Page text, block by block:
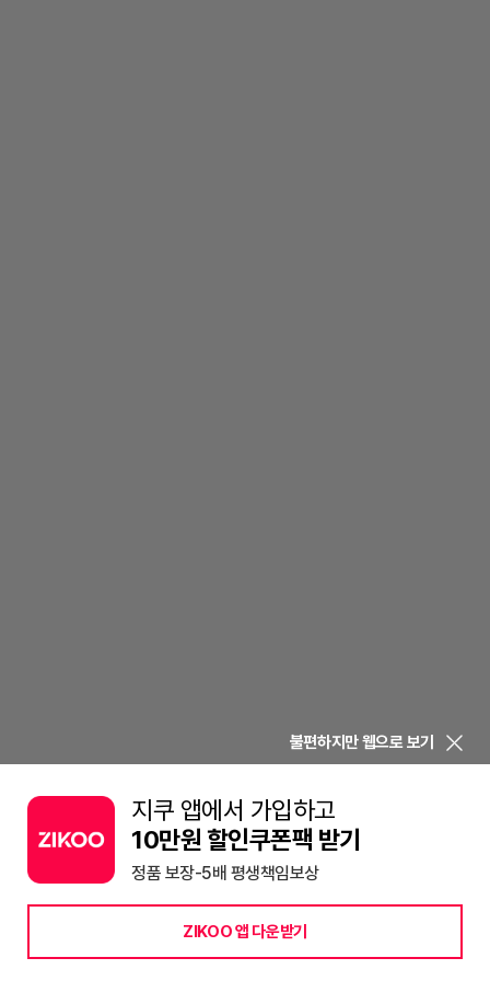
불편하지만 웹으로 보기
지쿠 앱에서 가입하고
10만원 할인쿠폰팩 받기
정품 보장-5배 평생책임보상
ZIKOO 앱 다운받기